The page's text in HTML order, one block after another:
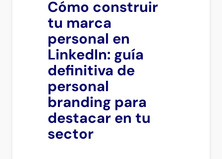
Cómo construir
tu marca
personal en
LinkedIn: guía
definitiva de
personal
branding para
destacar en tu
sector